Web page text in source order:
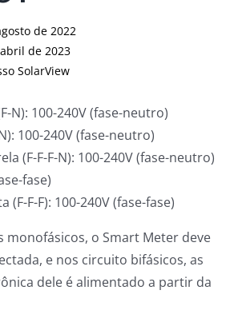
de 2022
de 2023
SolarView
N): 100-240V (fase-neutro)
100-240V (fase-neutro)
(F-F-F-N): 100-240V (fase-neutro)
fase)
(F-F-F): 100-240V (fase-fase)
monofásicos, o Smart Meter deve
e nos circuito bifásicos, as
dele é alimentado a partir da